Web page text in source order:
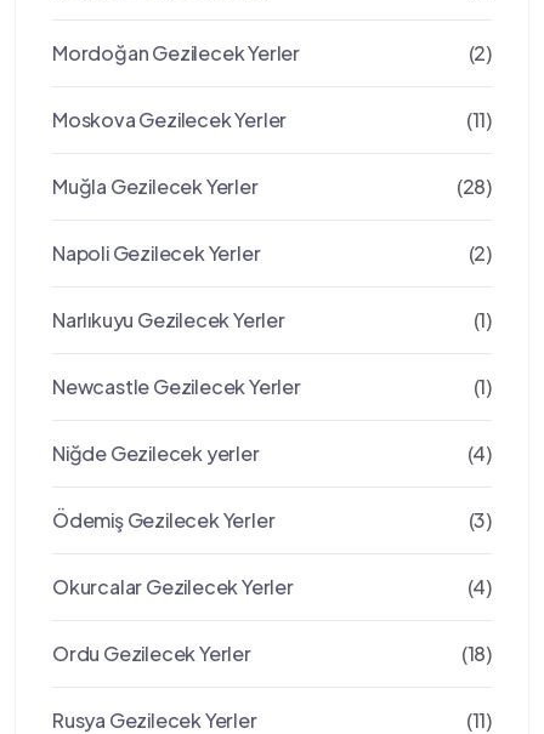
Mordoğan Gezilecek Yerler (2)
Moskova Gezilecek Yerler (11)
Muğla Gezilecek Yerler (28)
Napoli Gezilecek Yerler (2)
Narlıkuyu Gezilecek Yerler (1)
Newcastle Gezilecek Yerler (1)
Niğde Gezilecek yerler (4)
Ödemiş Gezilecek Yerler (3)
Okurcalar Gezilecek Yerler (4)
Ordu Gezilecek Yerler (18)
Rusya Gezilecek Yerler (11)